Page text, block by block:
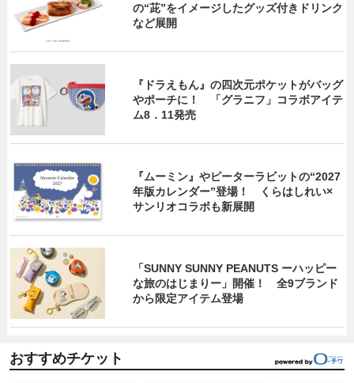
の“茈”をイメージしたグッズ付きドリンク
など展開
『ドラえもん』の四次元ポケットがバッグ
やポーチに！ 「グラニフ」コラボアイテ
ム8．11発売
『ムーミン』やピーターラビットの“2027
年版カレンダー”登場！ くらはしれい×
サンリオコラボも新展開
「SUNNY SUNNY PEANUTS ーハッピー
な旅のはじまりー」開催！ 全9ブランド
から限定アイテム登場
おすすめチケット